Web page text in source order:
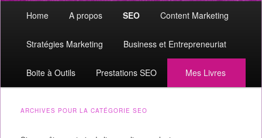
Aller au contenu principal
Aller au contenu secondaire
Home A propos SEO Content Marketing
Stratégies Marketing Business et Entrepreneuriat
Boite à Outils Prestations SEO Mes Livres
ARCHIVES POUR LA CATÉGORIE SEO